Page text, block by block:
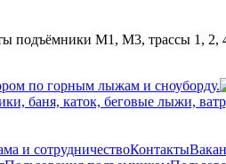
подъёмники М1, М3, трассы 1, 2,
и сотрудничествоКонтакты